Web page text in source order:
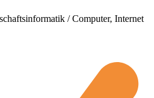
/ Computer, Internet